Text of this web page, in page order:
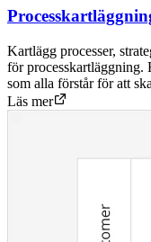
Kartlägg processer,
för processkartläggning.
som alla förstår för att
Läs mer